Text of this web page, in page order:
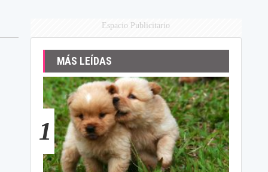
Espacio Publicitario
MÁS LEÍDAS
1